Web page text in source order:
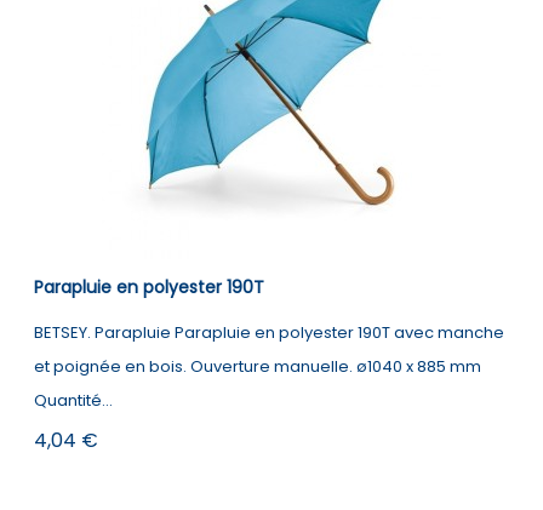
Parapluie en polyester 190T
BETSEY. Parapluie Parapluie en polyester 190T avec manche
et poignée en bois. Ouverture manuelle. ø1040 x 885 mm
Quantité...
Prix
4,04 €